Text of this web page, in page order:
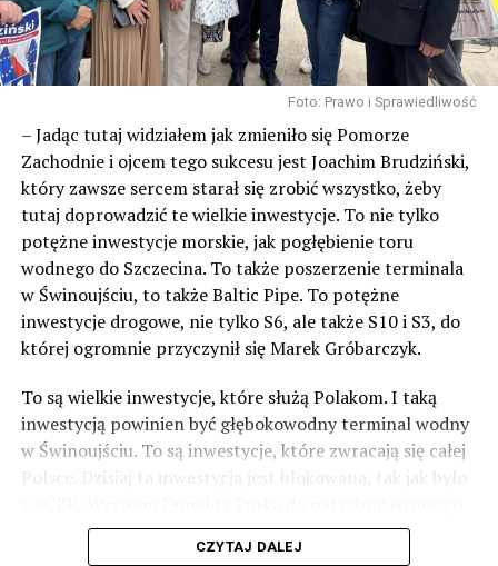
Foto: Prawo i Sprawiedliwość
– Jadąc tutaj widziałem jak zmieniło się Pomorze
Zachodnie i ojcem tego sukcesu jest Joachim Brudziński,
który zawsze sercem starał się zrobić wszystko, żeby
tutaj doprowadzić te wielkie inwestycje. To nie tylko
potężne inwestycje morskie, jak pogłębienie toru
wodnego do Szczecina. To także poszerzenie terminala
w Świnoujściu, to także Baltic Pipe. To potężne
inwestycje drogowe, nie tylko S6, ale także S10 i S3, do
której ogromnie przyczynił się Marek Gróbarczyk.
To są wielkie inwestycje, które służą Polakom. I taką
inwestycją powinien być głębokowodny terminal wodny
w Świnoujściu. To są inwestycje, które zwracają się całej
Polsce. Dzisiaj ta inwestycja jest blokowana, tak jak było
odblokowania CPK.
CZYTAJ DALEJ